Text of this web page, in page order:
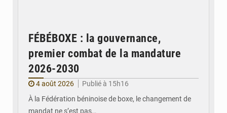
FÉBÉBOXE : la gouvernance,
premier combat de la mandature
2026-2030
4 août 2026
Publié à 15h16
À la Fédération béninoise de boxe, le changement de
mandat ne s’est pas…